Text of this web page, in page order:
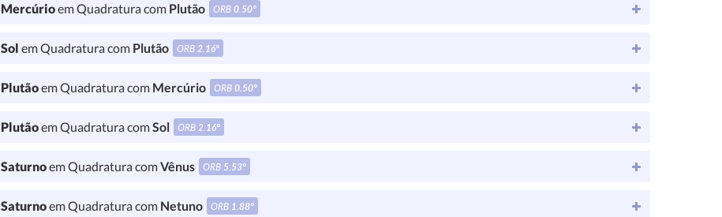
Mercúrioem Quadratura com Plutão ORB0.50°
Sol em Quadratura com Plutão ORB2.16°
Plutãoem Quadratura com Mercúrio ORB0.50°
Plutãoem Quadratura comSol ORB2.16°
Saturnoem Quadratura comVênus ORB 5.53°
Saturnoem Quadratura com Netuno ORB 1.88°